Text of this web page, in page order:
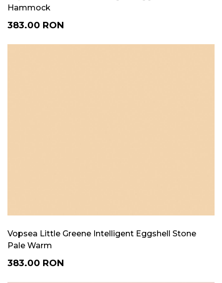
Hammock
383.00 RON
Vopsea Little Greene Intelligent Eggshell Stone
Pale Warm
383.00 RON